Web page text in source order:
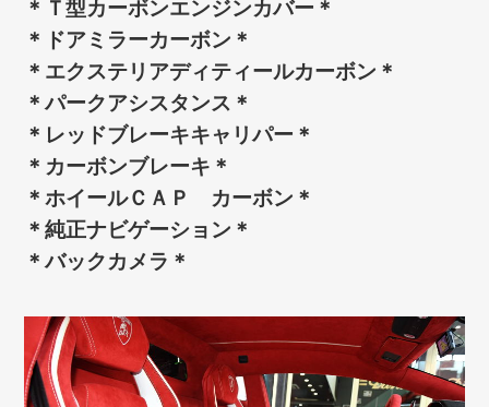
＊Ｔ型カーボンエンジンカバー＊
＊ドアミラーカーボン＊
＊エクステリアディティールカーボン＊
＊パークアシスタンス＊
＊レッドブレーキキャリパー＊
＊カーボンブレーキ＊
＊ホイールＣＡＰ カーボン＊
＊純正ナビゲーション＊
＊バックカメラ＊